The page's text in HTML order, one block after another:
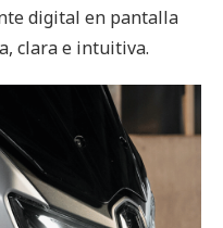
digital en pantalla
clara e intuitiva.